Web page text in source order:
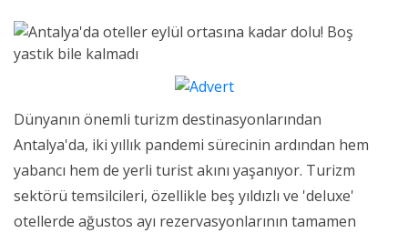
Dünyanın önemli turizm destinasyonlarından
Antalya'da, iki yıllık pandemi sürecinin ardından hem
yabancı hem de yerli turist akını yaşanıyor. Turizm
sektörü temsilcileri, özellikle beş yıldızlı ve 'deluxe'
otellerde ağustos ayı rezervasyonlarının tamamen